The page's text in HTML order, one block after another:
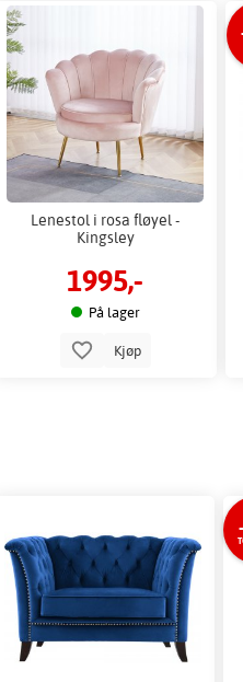
Lenestol i rosa fløyel -
Kingsley
1995,-
På lager
Kjøp